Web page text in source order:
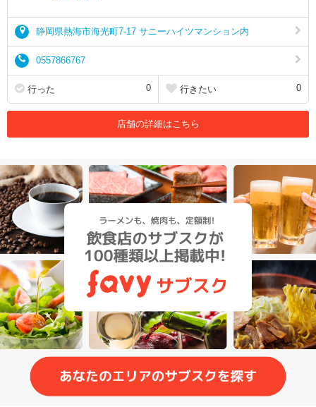
静岡県熱海市海光町7-17 サニーハイツマンション内
0557866767
行った 0 行きたい 0
店舗の詳細はこちら